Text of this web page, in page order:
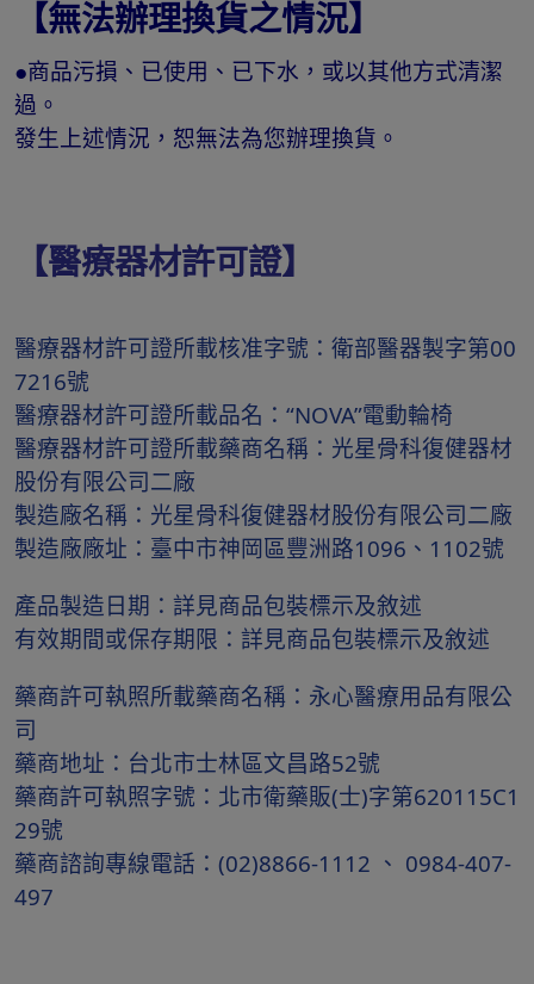
【無法辦理換貨之情況】
●商品污損、已使用、已下水，或以其他方式清潔
過。
發生上述情況，恕無法為您辦理換貨。
【醫療器材許可證】
醫療器材許可證所載核准字號：衛部醫器製字第00
7216號
醫療器材許可證所載品名：“NOVA”電動輪椅
醫療器材許可證所載藥商名稱：光星骨科復健器材
股份有限公司二廠
製造廠名稱：光星骨科復健器材股份有限公司二廠
製造廠廠址：臺中市神岡區豐洲路1096、1102號
產品製造日期：詳見商品包裝標示及敘述
有效期間或保存期限：詳見商品包裝標示及敘述
藥商許可執照所載藥商名稱：永心醫療用品有限公
司
藥商地址：台北市士林區文昌路52號
藥商許可執照字號：北市衛藥販(士)字第620115C1
29號
藥商諮詢專線電話：(02)8866-1112 、 0984-407-
497